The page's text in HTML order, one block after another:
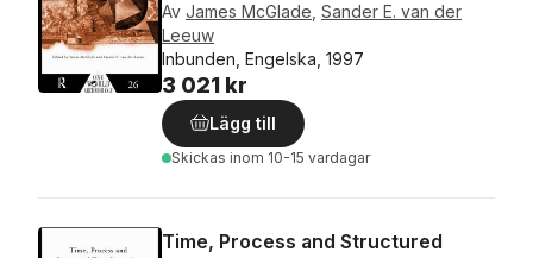
Av James McGlade Sander E. van der
Leeuw
Inbunden, Engelska, 1997
3 021 kr
Lägg till
Skickas inom 10-15 vardagar
Time, Process and Structured